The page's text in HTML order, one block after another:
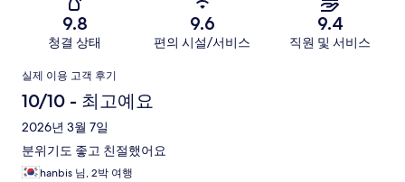
9.8
청결 상태
9.6
편의 시설/서비스
9.4
직원 및 서비스
이
용
후
기
실제 이용 고객 후기
10/10 - 최고예요
2026년 3월 7일
분위기도 좋고 친절했어요
hanbis 님, 2박 여행